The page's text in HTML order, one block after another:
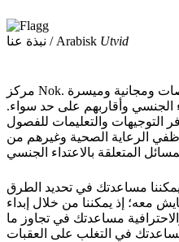
نبذة عنا / Arabisk Utvid
مركز Nok. هو مقدم خدمة متعددة التخصصات ومجانية وميسرة
الجنسي وأقاربهم على حد سواء.
التوجيهات والتعليمات للفصول
الرعاية الصحية وغيرهم من
يمكننا مساعدتك في تحديد الطرق
معه؛ إذ يمكننا من خلال إبداء
مساعدتك في تجاوز ما